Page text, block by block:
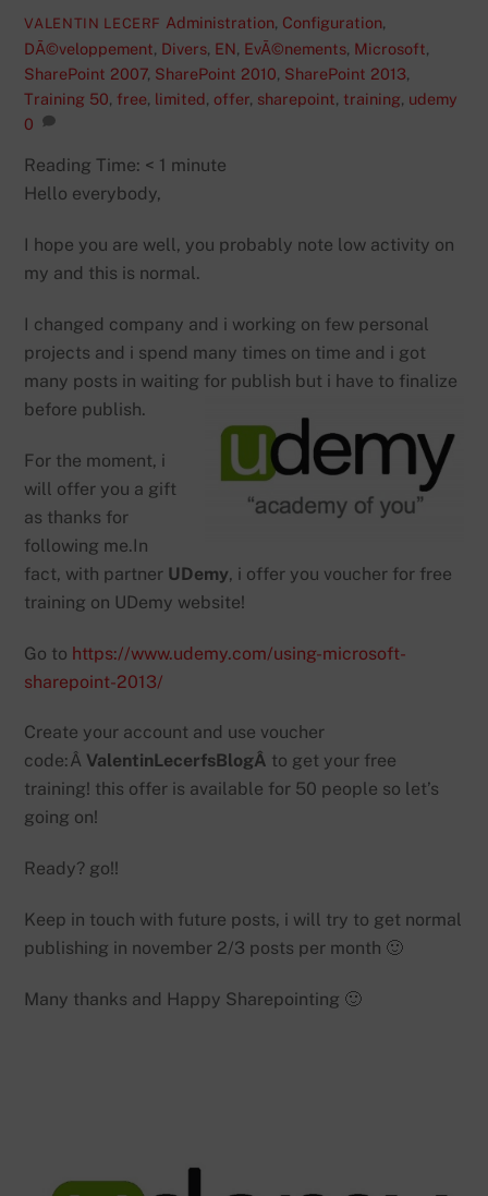
VALENTIN LECERF Administration, Configuration,
DÃ©veloppement, Divers, EN, EvÃ©nements, Microsoft,
SharePoint 2007, SharePoint 2010, SharePoint 2013,
Training 50, free, limited, offer, sharepoint, training, udemy
0
Reading Time: < 1 minute
Hello everybody,
I hope you are well, you probably note low activity on
my and this is normal.
I changed company and i working on few personal
projects and i spend many times on time and i got
many posts in waiting for publish but i have to finalize
before publish.
For the moment, i
will offer you a gift
as thanks for
following me.In
fact, with partner UDemy, i offer you voucher for free
training on UDemy website!
Go to https://www.udemy.com/using-microsoft-
sharepoint-2013/
Create your account and use voucher
code:Â ValentinLecerfsBlogÂ to get your free
training! this offer is available for 50 people so let’s
going on!
Ready? go!!
Keep in touch with future posts, i will try to get normal
publishing in november 2/3 posts per month 🙂
Many thanks and Happy Sharepointing 🙂